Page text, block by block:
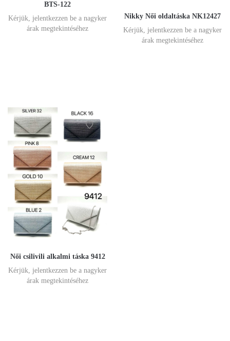
BTS-122
Kérjük, jelentkezzen be a nagyker
árak megtekintéséhez
Nikky Női oldaltáska NK12427
Kérjük, jelentkezzen be a nagyker
árak megtekintéséhez
Női csilivili alkalmi táska 9412
Kérjük, jelentkezzen be a nagyker
árak megtekintéséhez